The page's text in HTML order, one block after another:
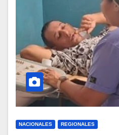
NACIONALES REGIONALES